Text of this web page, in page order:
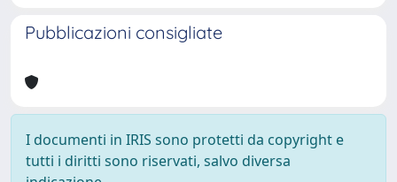
Pubblicazioni consigliate
I documenti in IRIS sono protetti da copyright e
tutti i diritti sono riservati, salvo diversa